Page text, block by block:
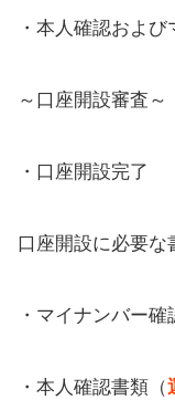
・本人確認およ
～口座開設審査～
・口座開設完了
口座開設に必要な
・マイナンバー確
・本人確認書類（